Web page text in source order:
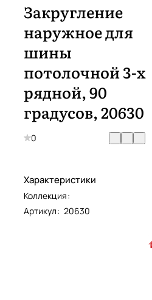
Закругление
наружное для
шины
потолочной 3-х
рядной, 90
градусов, 20630
0
Характеристики
Коллекция:
Артикул: 20630